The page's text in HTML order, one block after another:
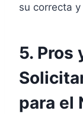
su correcta
5. Pros
para el